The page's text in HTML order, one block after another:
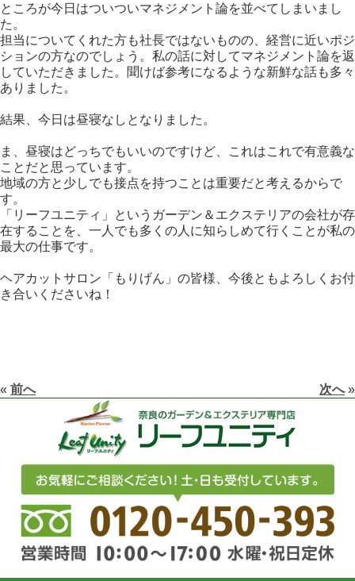
ところが今日はついついマネジメント論を並べてしまいまし
た。
担当についてくれた方も社長ではないものの、経営に近いポジ
ションの方なのでしょう。私の話に対してマネジメント論を返
していただきました。聞けば参考になるような新鮮な話も多々
ありました。
結果、今日は昼寝なしとなりました。
ま、昼寝はどっちでもいいのですけど、これはこれで有意義な
ことだと思っています。
地域の方と少しでも接点を持つことは重要だと考えるからで
す。
「リーフユニティ」というガーデン＆エクステリアの会社が存
在することを、一人でも多くの人に知らしめて行くことが私の
最大の仕事です。
ヘアカットサロン「もりげん」の皆様、今後ともよろしくお付
き合いくださいね！
« 前へ 次へ»